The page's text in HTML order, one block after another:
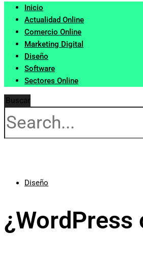
Inicio
Actualidad Online
Comercio Online
Marketing Digital
Diseño
Software
Sectores Online
Buscar
Diseño
¿WordPress